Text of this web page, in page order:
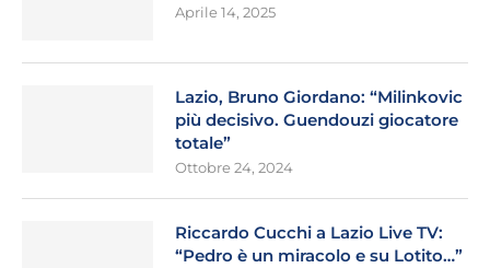
Aprile 14, 2025
Lazio, Bruno Giordano: “Milinkovic
più decisivo. Guendouzi giocatore
totale”
Ottobre 24, 2024
Riccardo Cucchi a Lazio Live TV:
“Pedro è un miracolo e su Lotito…”